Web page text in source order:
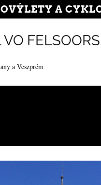
A
FELSOORS
a Veszprém